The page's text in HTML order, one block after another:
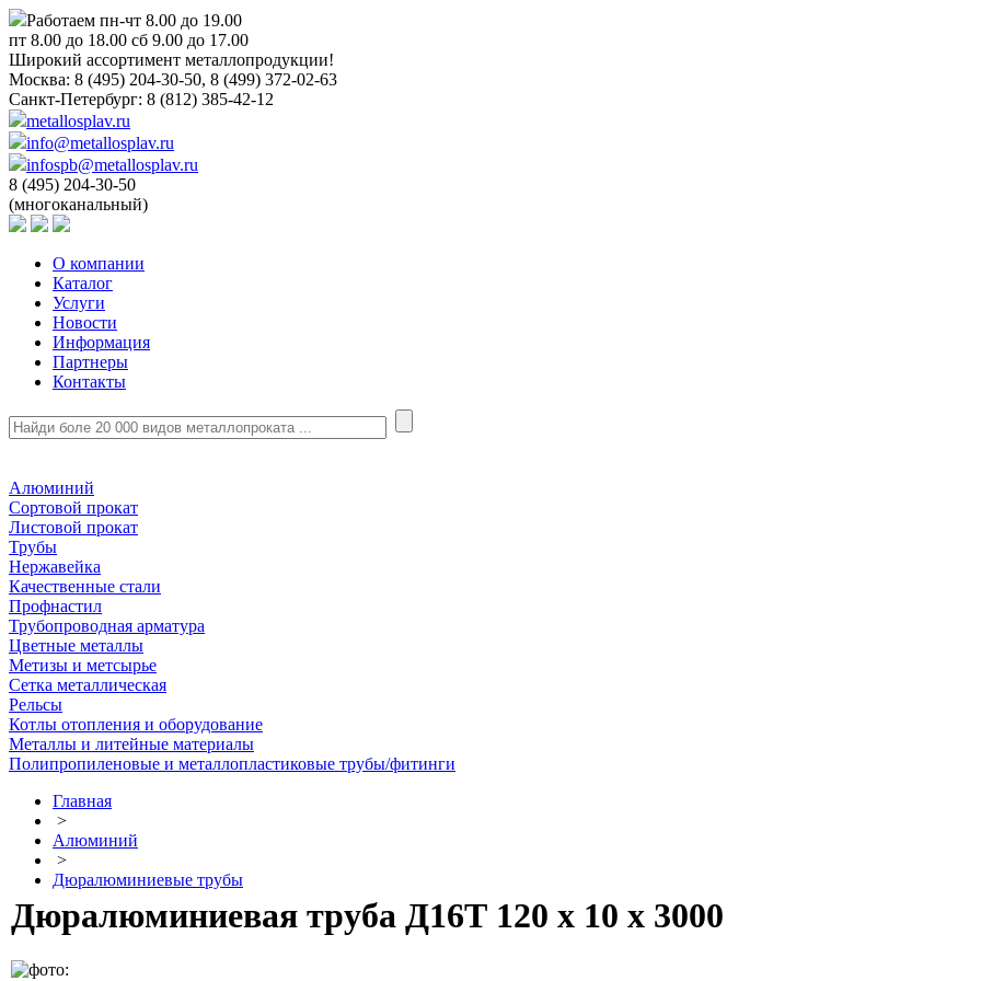
Работаем пн-чт 8.00 до 19.00
пт 8.00 до 18.00 сб 9.00 до 17.00
Широкий ассортимент металлопродукции!
Москва: 8 (495) 204-30-50, 8 (499) 372-02-63
Санкт-Петербург: 8 (812) 385-42-12
metallosplav.ru
info@metallosplav.ru
infospb@metallosplav.ru
8 (495) 204-30-50
(многоканальный)
О компании
Каталог
Услуги
Новости
Информация
Партнеры
Контакты
Алюминий
Сортовой прокат
Листовой прокат
Трубы
Нержавейка
Качественные стали
Профнастил
Трубопроводная арматура
Цветные металлы
Метизы и метсырье
Сетка металлическая
Рельсы
Котлы отопления и оборудование
Металлы и литейные материалы
Полипропиленовые и металлопластиковые трубы/фитинги
Главная
>
Алюминий
>
Дюралюминиевые трубы
Дюралюминиевая труба Д16Т 120 х 10 х 3000